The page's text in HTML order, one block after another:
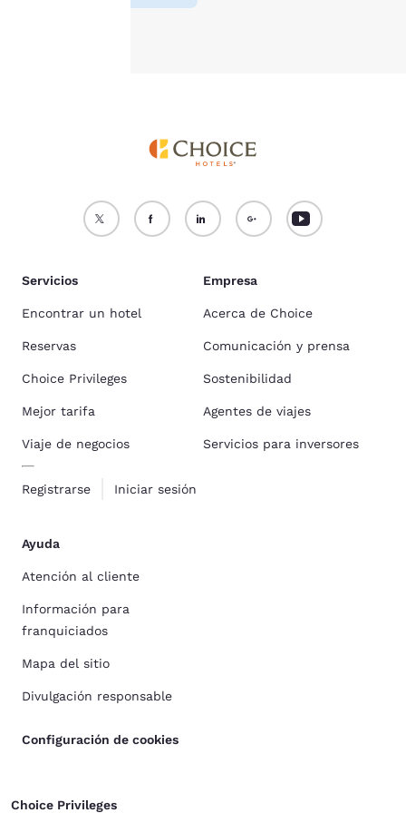
Aceptar todas las cookies
Servicios
Encontrar un hotel
Reservas
Choice Privileges
Mejor tarifa
Viaje de negocios
Registrarse Iniciar sesión
Empresa
Acerca de Choice
Comunicación y prensa
Sostenibilidad
Agentes de viajes
Servicios para inversores
Ayuda
Atención al cliente
Información para
franquiciados
Mapa del sitio
Divulgación responsable
Configuración de cookies
Choice Privileges